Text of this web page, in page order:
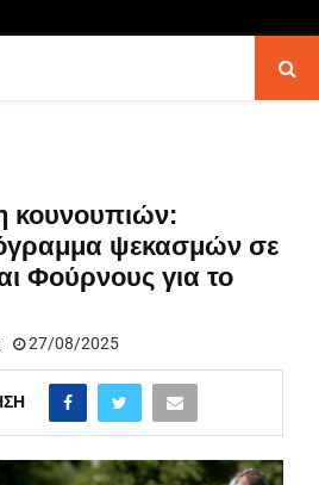
κουνουπιών:
ψεκασμών σε
Φούρνους για το
27/08/2025